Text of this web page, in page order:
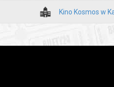
Kino Kosmos w